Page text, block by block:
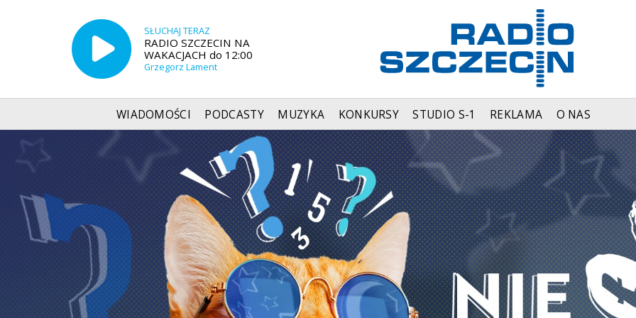
SŁUCHAJ TERAZ
RADIO SZCZECIN NA
WAKACJACH do 12:00
Grzegorz Lament
WIADOMOŚCI PODCASTY MUZYKA KONKURSY STUDIO S-1 REKLAMA O NAS